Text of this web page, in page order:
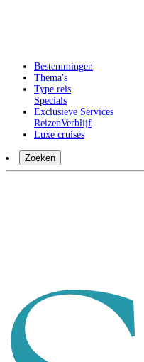
Bestemmingen
Thema's
Type reis
Specials
Exclusieve Services
ReizenVerblijf
Luxe cruises
Zoeken